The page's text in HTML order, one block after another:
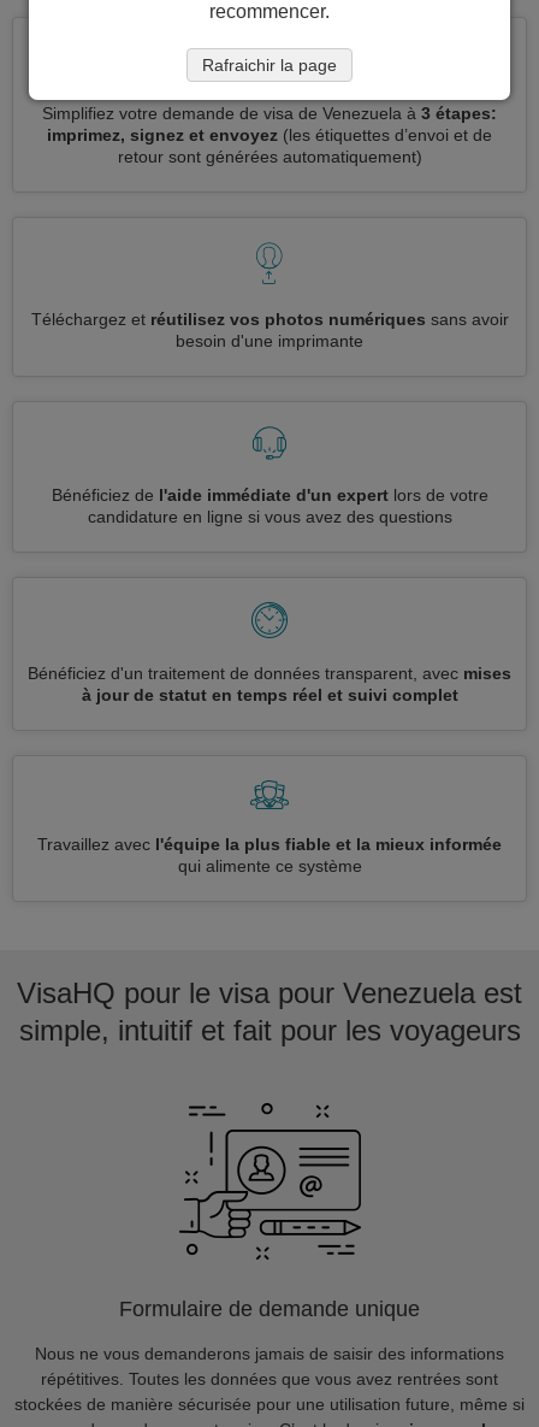
Simplifiez votre demande de visa de Venezuela à 3 étapes:
imprimez, signez et envoyez (les étiquettes d’envoi et de
retour sont générées automatiquement)
Téléchargez et réutilisez vos photos numériques sans avoir
besoin d'une imprimante
Bénéficiez de l'aide immédiate d'un expertlors de votre
candidature en ligne si vous avez des questions
Bénéficiez d'un traitement de données transparent, avec mises
à jour de statut en temps réel et suivi complet
Travaillez avec l'équipe la plus fiable et la mieux informée
qui alimente ce système
VisaHQ pour le visa pour Venezuela est
simple, intuitif et fait pour les voyageurs
Formulaire de demande unique
Nous ne vous demanderons jamais de saisir des informations
répétitives. Toutes les données que vous avez rentrées sont
stockées de manière sécurisée pour une utilisation future, même si
recommencer.
Rafraichir la page